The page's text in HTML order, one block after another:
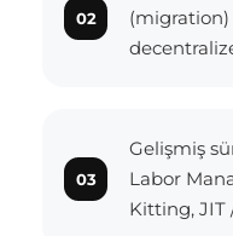
Gelişmiş
Labor
Kitting, JIT